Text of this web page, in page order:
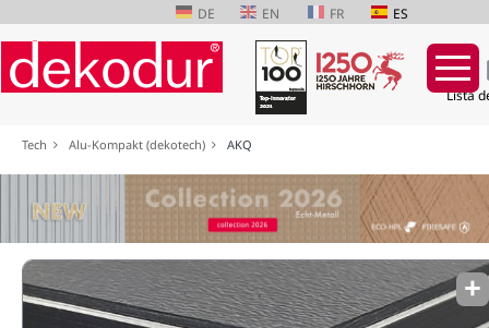
DE EN FR ES
Lista
Saltar
navegación
Tech Alu-Kompakt (dekotech) AKQ